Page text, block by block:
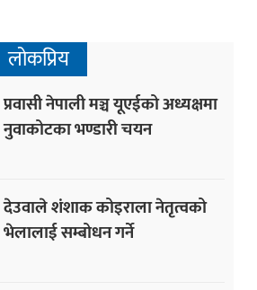
लोकप्रिय
प्रवासी नेपाली मञ्च यूएईको अध्यक्षमा
नुवाकोटका भण्डारी चयन
देउवाले शंशाक कोइराला नेतृत्वको
भेलालाई सम्बोधन गर्ने